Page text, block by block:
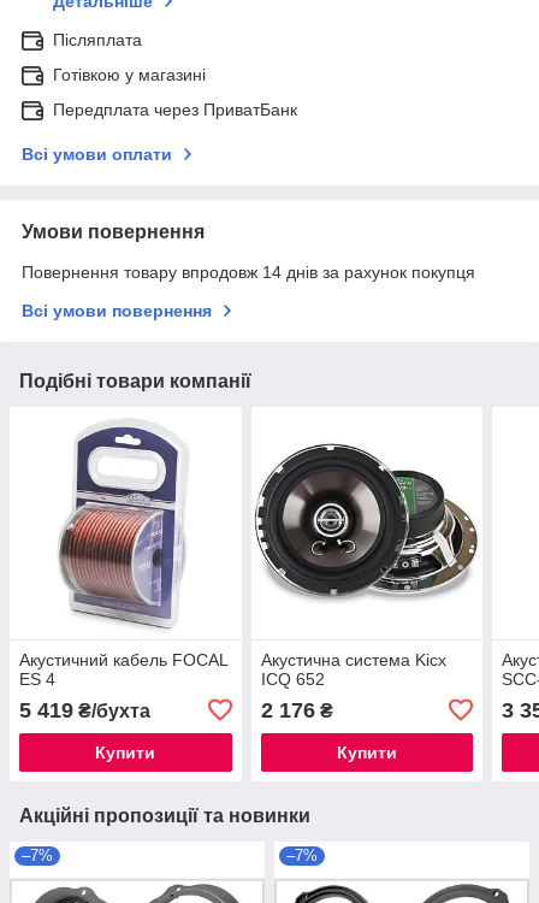
Післяплата
Готівкою у магазині
Передплата через ПриватБанк
Всі умови оплати
Умови повернення
Повернення товару впродовж 14 днів за рахунок покупця
Всі умови повернення
Подібні товари компанії
Акустичний кабель FOCAL
ES 4
5 419 ₴/бухта
Купити
Акустична система Kicx
ICQ 652
2 176₴
Купити
3
Акційні пропозиції та новинки
–7% –7%